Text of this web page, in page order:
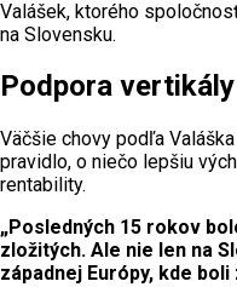
Valášek, ktorého
na Slovensku.
Podpora vertikály
Väčšie chovy podľa
pravidlo, o niečo lepšiu
rentability.
„Posledných 15 rokov
zložitých. Ale nie len na
západnej Európy, kde